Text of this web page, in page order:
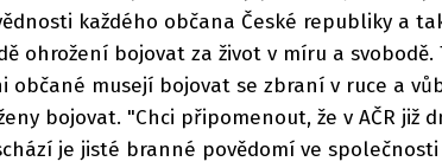
každého občana České republiky a
ohrožení bojovat za život v míru a svobodě.
občané musejí bojovat se zbraní v ruce a
bojovat. "Chci připomenout, že v AČR již
je jisté branné povědomí ve